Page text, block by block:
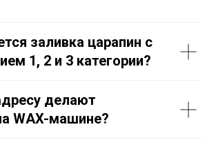
заливка царапин с
1, 2 и 3 категории?
делают
WAX-машине?